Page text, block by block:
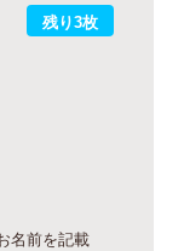
残り3枚
名前を記載